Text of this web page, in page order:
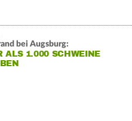
bei Augsburg:
ALS 1.000 SCHWEINE